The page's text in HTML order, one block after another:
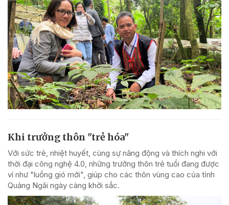
Khi trưởng thôn "trẻ hóa"
Với sức trẻ, nhiệt huyết, cùng sự năng động và thích nghi với
thời đại công nghệ 4.0, những trưởng thôn trẻ tuổi đang được
ví như "luồng gió mới", giúp cho các thôn vùng cao của tỉnh
Quảng Ngãi ngày càng khởi sắc.